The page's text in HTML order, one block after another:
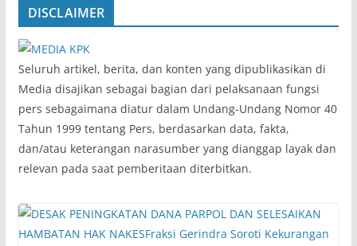
DISCLAIMER
‎Seluruh artikel, berita, dan konten yang dipublikasikan di
Media disajikan sebagai bagian dari pelaksanaan fungsi
pers sebagaimana diatur dalam Undang-Undang Nomor 40
Tahun 1999 tentang Pers, berdasarkan data, fakta,
dan/atau keterangan narasumber yang dianggap layak dan
relevan pada saat pemberitaan diterbitkan.